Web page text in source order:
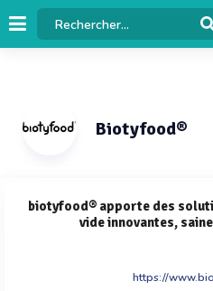
Biotyfood®
biotyfood® apporte des
vide innovantes,
https://